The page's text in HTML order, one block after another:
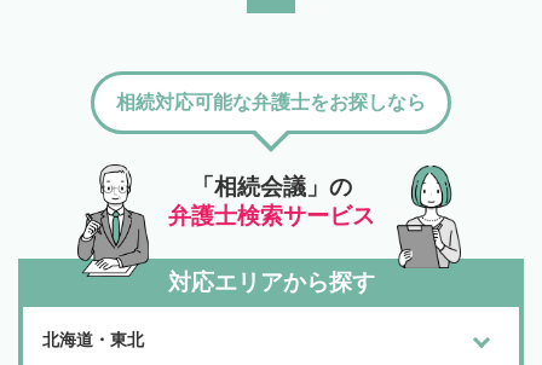
「相続会議」の
弁護士検索サービス
相続対応可能な弁護士をお探しなら
対応エリアから探す
北海道・東北